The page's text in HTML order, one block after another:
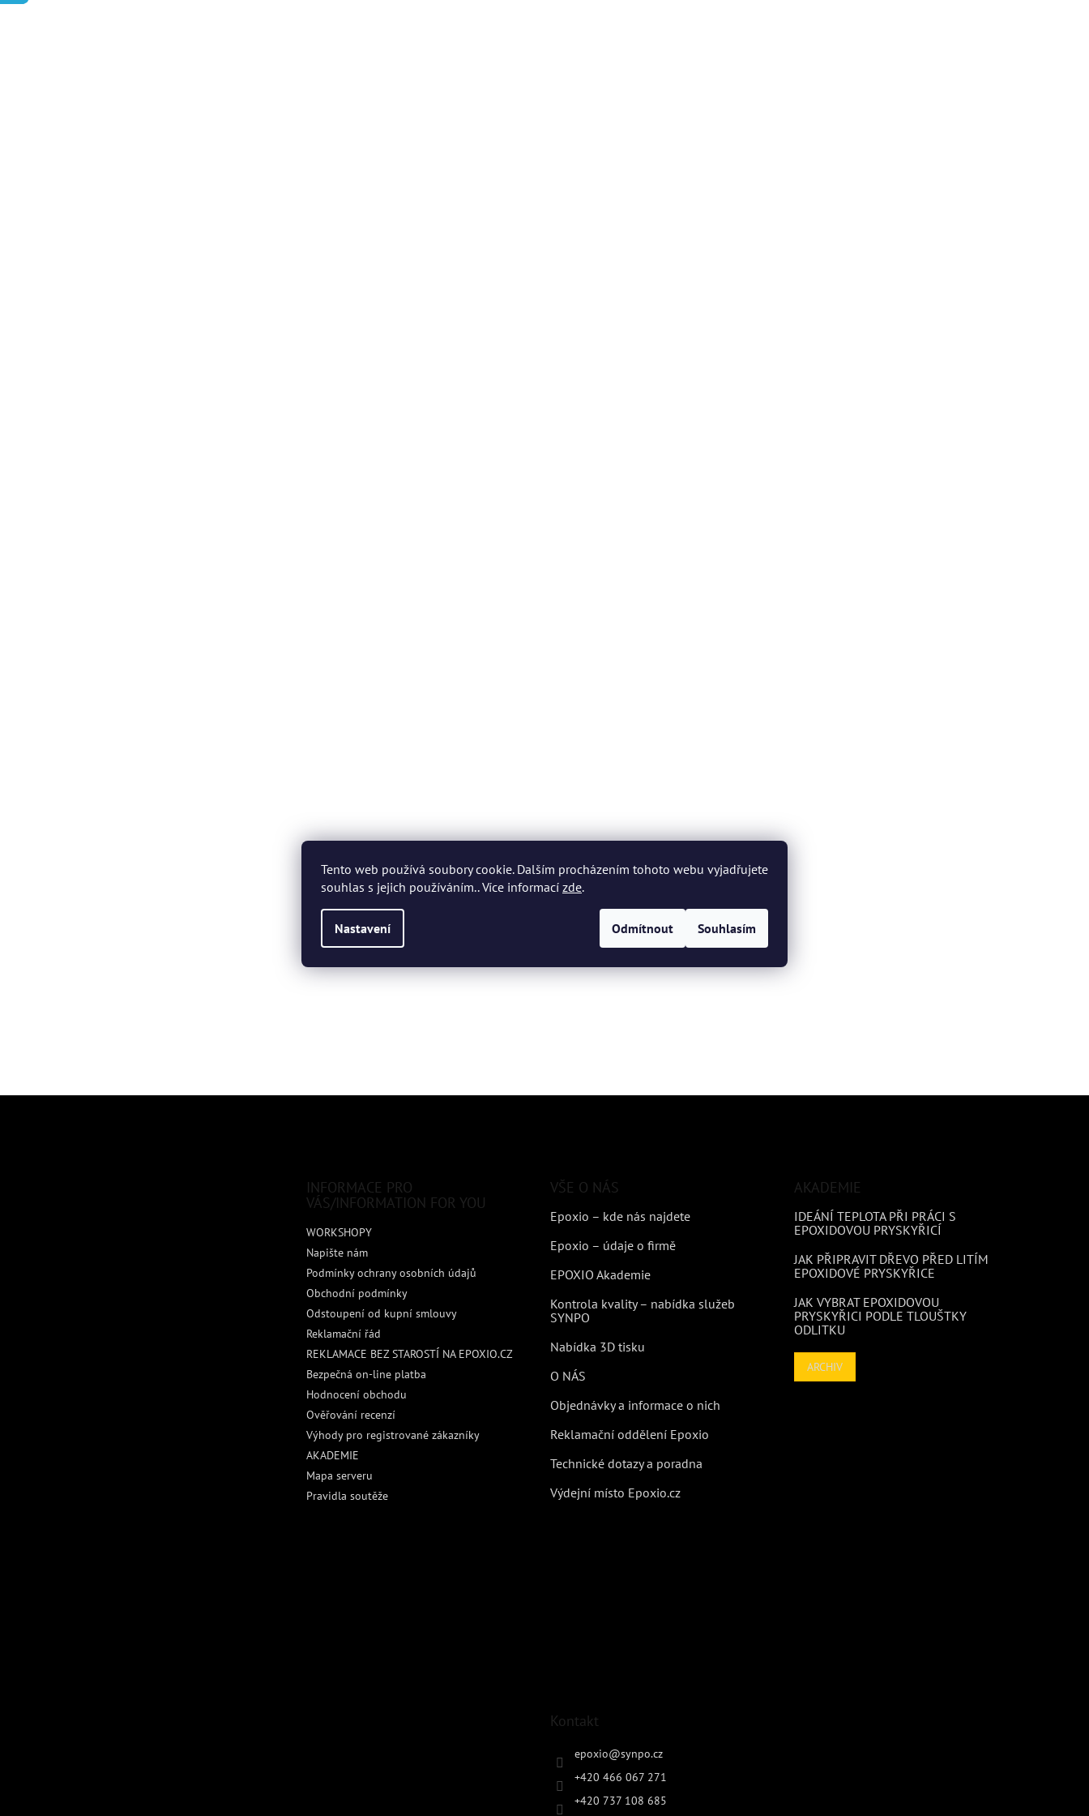
Tento web používá soubory cookie. Dalším procházením tohoto webu vyjadřujete
souhlas s jejich používáním.. Více informací zde.
Nastavení Odmítnout Souhlasím
INFORMACE PRO
VÁS/INFORMATION FOR YOU
WORKSHOPY
Napište nám
Podmínky ochrany osobních údajů
Obchodní podmínky
Odstoupení od kupní smlouvy
Reklamační řád
REKLAMACE BEZ STAROSTÍ NA EPOXIO.CZ
Bezpečná on-line platba
Hodnocení obchodu
Ověřování recenzí
Výhody pro registrované zákazníky
AKADEMIE
Mapa serveru
Pravidla soutěže
VŠE O NÁS
Epoxio – kde nás najdete
Epoxio – údaje o firmě
EPOXIO Akademie
Kontrola kvality – nabídka služeb
SYNPO
Nabídka 3D tisku
O NÁS
Objednávky a informace o nich
Reklamační oddělení Epoxio
Technické dotazy a poradna
Výdejní místo Epoxio.cz
AKADEMIE
IDEÁNÍ TEPLOTA PŘI PRÁCI S
EPOXIDOVOU PRYSKYŘICÍ
JAK PŘIPRAVIT DŘEVO PŘED LITÍM
EPOXIDOVÉ PRYSKYŘICE
JAK VYBRAT EPOXIDOVOU
PRYSKYŘICI PODLE TLOUŠTKY
ODLITKU
ARCHIV
Kontakt
epoxio@synpo.cz
+420 466 067 271
+420 737 108 685